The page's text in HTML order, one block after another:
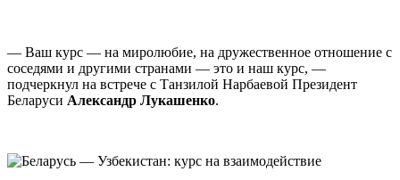
— Ваш курс — на миролюбие, на дружественное отношение с
соседями и другими странами — это и наш курс, —
подчеркнул на встрече с Танзилой Нарбаевой Президент
Беларуси Александр Лукашенко.